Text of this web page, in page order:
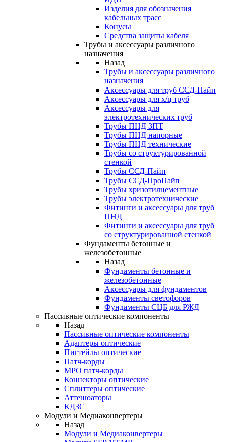
Изделия для обозначения
кабельных трасс
Конусы
Средства защиты кабеля
Трубы и аксессуары различного
назначения
Назад
Трубы и аксессуары различного
назначения
Аксессуары для труб ССД-Пайп
Аксессуары для х/ц труб
Аксессуары для
электротехнических труб
Трубы ПНД ЗПТ
Трубы ПНД напорные
Трубы ПНД технические
Трубы со структурированной
стенкой
Трубы ССД-Пайп
Трубы ССД-ПроПайп
Трубы хризотилцементные
Трубы электротехнические
Фитинги и аксессуары для труб
ПНД
Фитинги и аксессуары для труб
со структурированной стенкой
Фундаменты бетонные и
железобетонные
Назад
Фундаменты бетонные и
железобетонные
Аксессуары для фундаментов
Фундаменты светофоров
Фундаменты СЦБ для РЖД
Пассивные оптические компоненты
Назад
Пассивные оптические компоненты
Адаптеры оптические
Пигтейлы оптические
Патч-корды
MPO патч-корды
Коннекторы оптические
Сплиттеры оптические
Аттенюаторы
КДЗС
Модули и Медиаконвертеры
Назад
Модули и Медиаконвертеры